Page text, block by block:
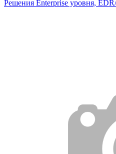
Решения Enterprise уровня,